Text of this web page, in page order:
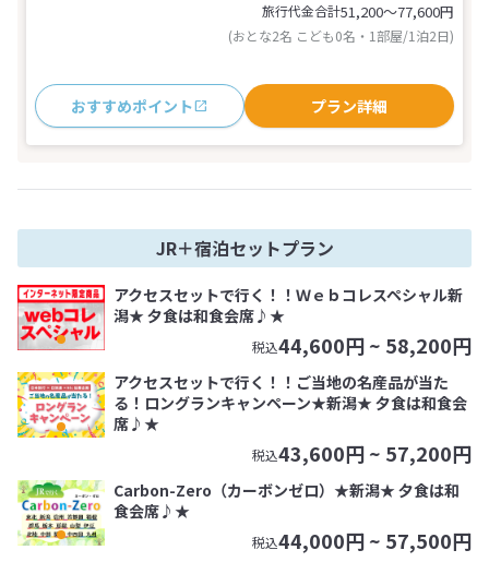
旅行代金合計51,200〜77,600円
(おとな2名 こども0名・1部屋/1泊2日)
おすすめポイント プラン詳細
JR＋宿泊セットプラン
アクセスセットで行く！！Ｗｅｂコレスペシャル新
潟★ 夕食は和食会席♪★
税込44,600円 ~ 58,200円
アクセスセットで行く！！ご当地の名産品が当た
る！ロングランキャンペーン★新潟★ 夕食は和食会
席♪★
税込43,600円 ~ 57,200円
Carbon-Zero（カーボンゼロ）★新潟★ 夕食は和
食会席♪★
税込44,000円 ~ 57,500円